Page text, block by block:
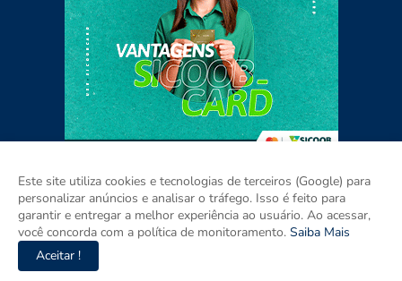
Home Sobre Contato Mídia Kit
Este site utiliza cookies e tecnologias de terceiros (Google) para
personalizar anúncios e analisar o tráfego. Isso é feito para
garantir e entregar a melhor experiência ao usuário. Ao acessar,
você concorda com a política de monitoramento. Saiba Mais
Aceitar !